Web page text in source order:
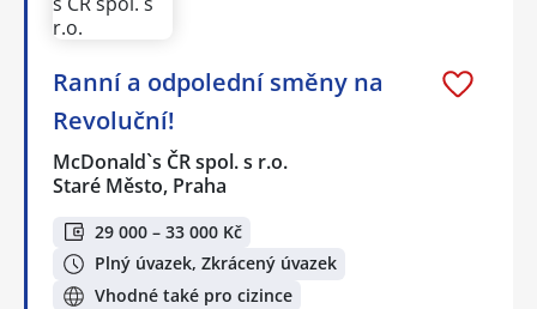
Ranní a odpolední směny na
Revoluční!
McDonald`s ČR spol. s r.o.
Staré Město, Praha
29 000 – 33 000 Kč
Plný úvazek, Zkrácený úvazek
Vhodné také pro cizince